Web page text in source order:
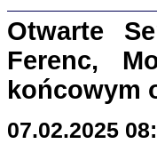
Otwarte
Ferenc,
końcowym
07.02.2025